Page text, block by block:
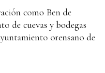
como Ben de
de cuevas y bodegas
orensano de